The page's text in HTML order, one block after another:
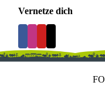
Vernetze dich